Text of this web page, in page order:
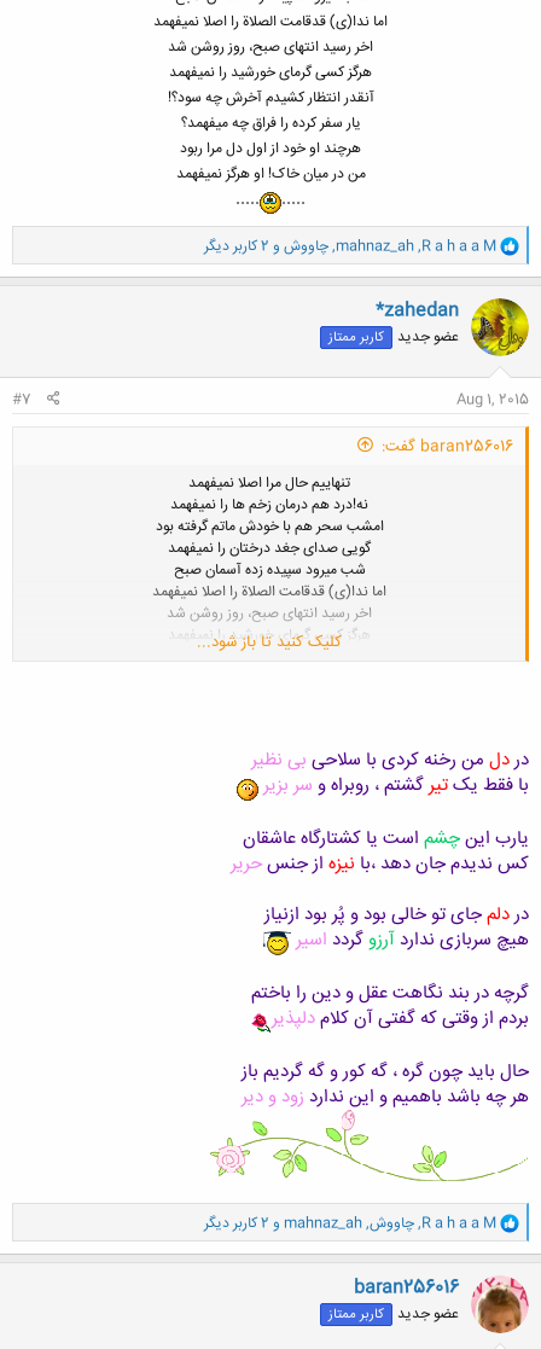
اما ندا(ی) قدقامت الصلاة را اصلا نمیفهمد
اخر رسید انتهای صبح، روز روشن شد
هرگز کسی گرمای خورشید را نمیفهمد
آنقدر انتظار کشیدم آخرش چه سود؟!
یار سفر کرده را فراق چه میفهمد؟
هرچند او خود از اول دل مرا ربود
من در میان خاک! او هرگز نمیفهمد
.....
.....​
و
ا
ک
ن
ش
ه
ا
R a h a a M
,
mahnaz_ah
,چاووش و 2 کاربر دیگر
*zahedan
عضو جدید کاربر ممتاز
Aug 1, 2015
#7
baran256016 گفت:
تنهاییم حال مرا اصلا نمیفهمد
نه!درد هم درمان زخم ها را نمیفهمد
امشب سحر هم با خودش ماتم گرفته بود
گویی صدای جغد درختان را نمیفهمد
شب میرود سپیده زده آسمان صبح
اما ندا(ی) قدقامت الصلاة را اصلا نمیفهمد
اخر رسید انتهای صبح، روز روشن شد
هرگز کسی گرمای خورشید را نمیفهمد
آنقدر انتظار کشیدم آخرش چه سود؟!
کلیک کنید تا باز شود...
دردل من رخنه کردی با سلاحی بی نظیر
با فقط یکتیرگشتم ، روبراه و سر بزیر
یارب اینچشم است یا کشتارگاه عاشقان
کس ندیدم جان دهد ،با نیزه از جنسحریر
دردلمجای تو خالی بود و پُر بود ازنیاز
هیچ سربازی ندارد آرزو گردد اسیر
گرچه در بند نگاهت عقل و دین را باختم
بردم از وقتی که گفتی آن کلامدلپذیر
حال باید چون گره ، گه کور و گه گردیم باز
هر چه باشد باهمیم و این ندارد زود و دیر
و
ا
ک
ن
ش
ه
ا
R a h a a M
,چاووش,
mahnaz_ah و 2 کاربر دیگر
baran256016
عضو جدید کاربر ممتاز